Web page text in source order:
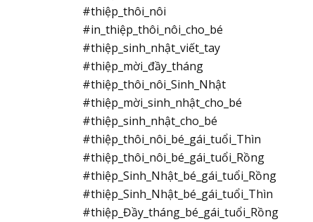
#thiệp_thôi_nôi
#in_thiệp_thôi_nôi_cho_bé
#thiệp_sinh_nhật_viết_tay
#thiệp_mời_đầy_tháng
#thiệp_thôi_nôi_Sinh_Nhật
#thiệp_mời_sinh_nhật_cho_bé
#thiệp_sinh_nhật_cho_bé
#thiệp_thôi_nôi_bé_gái_tuổi_Thìn
#thiệp_thôi_nôi_bé_gái_tuổi_Rồng
#thiệp_Sinh_Nhật_bé_gái_tuổi_Rồng
#thiệp_Sinh_Nhật_bé_gái_tuổi_Thìn
#thiệp_Đầy_tháng_bé_gái_tuổi_Rồng